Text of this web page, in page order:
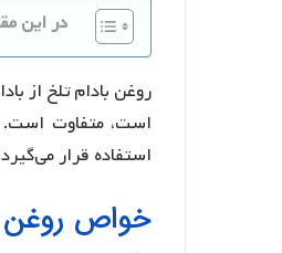
در این
روغن بادام تلخ از
است، متفاوت
استفاده قرار
خواص روغن